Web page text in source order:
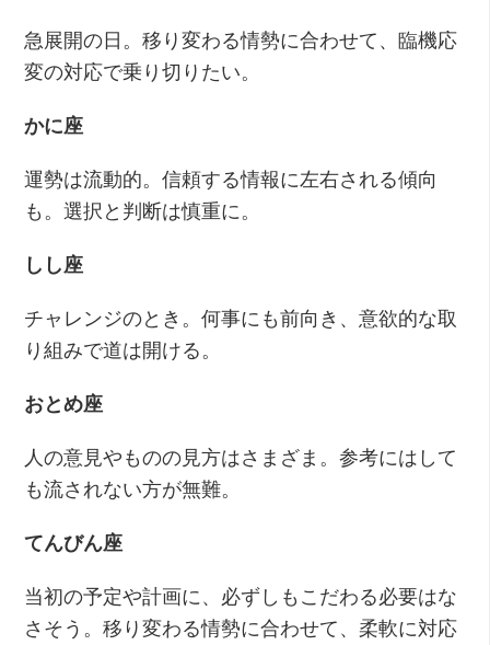
急展開の日。移り変わる情勢に合わせて、臨機応
変の対応で乗り切りたい。
かに座
運勢は流動的。信頼する情報に左右される傾向
も。選択と判断は慎重に。
しし座
チャレンジのとき。何事にも前向き、意欲的な取
り組みで道は開ける。
おとめ座
人の意見やものの見方はさまざま。参考にはして
も流されない方が無難。
てんびん座
当初の予定や計画に、必ずしもこだわる必要はな
さそう。移り変わる情勢に合わせて、柔軟に対応